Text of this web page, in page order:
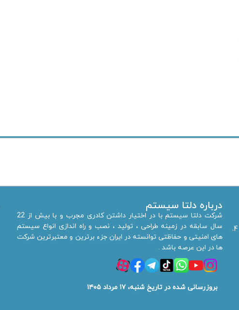
تهران، بلوار آفریقا ، نرسیده به ظفر ،‌ خیابان یزدان پناه ، کوی دبیر، پلاک 4،
درباره دلتا سیستم
شرکت دلتا سیستم با در اختیار داشتن کادری مجرب و با بیش از 22
سال سابقه در زمینه طراحی ، تولید ، نصب و راه اندازی انواع سیستم
های امنیتی و حفاظتی توانسته در ایران جزء برترین و معتبرترین شرکت
ها در این عرصه باشد .
بروزرسانی شده در تاریخ شنبه، ۱۷ مرداد ۱۴۰۵